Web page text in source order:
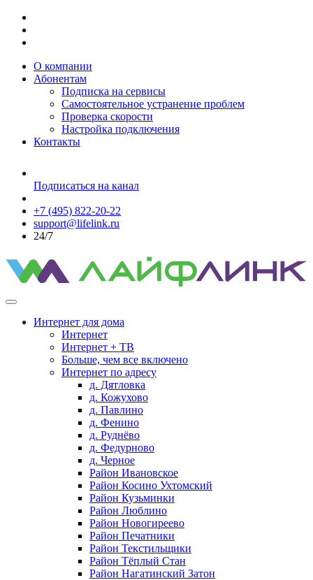
О компании
Абонентам
Подписка на сервисы
Самостоятельное устранение проблем
Проверка скорости
Настройка подключения
Контакты
Подписаться на канал
+7 (495) 822-20-22
support@lifelink.ru
24/7
Интернет для дома
Интернет
Интернет + ТВ
Больше, чем все включено
Интернет по адресу
д. Дятловка
д. Кожухово
д. Павлино
д. Фенино
д. Руднёво
д. Федурново
д. Черное
Район Ивановское
Район Косино Ухтомский
Район Кузьминки
Район Люблино
Район Новогиреево
Район Печатники
Район Текстильщики
Район Тёплый Стан
Район Нагатинский Затон